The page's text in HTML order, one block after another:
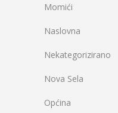
Momići
Naslovna
Nekategorizirano
Nova Sela
Općina